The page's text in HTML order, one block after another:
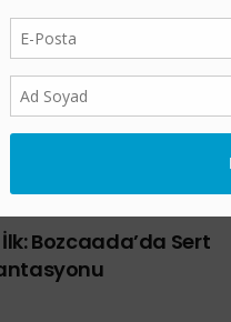
İlk: Bozcaada’da Sert